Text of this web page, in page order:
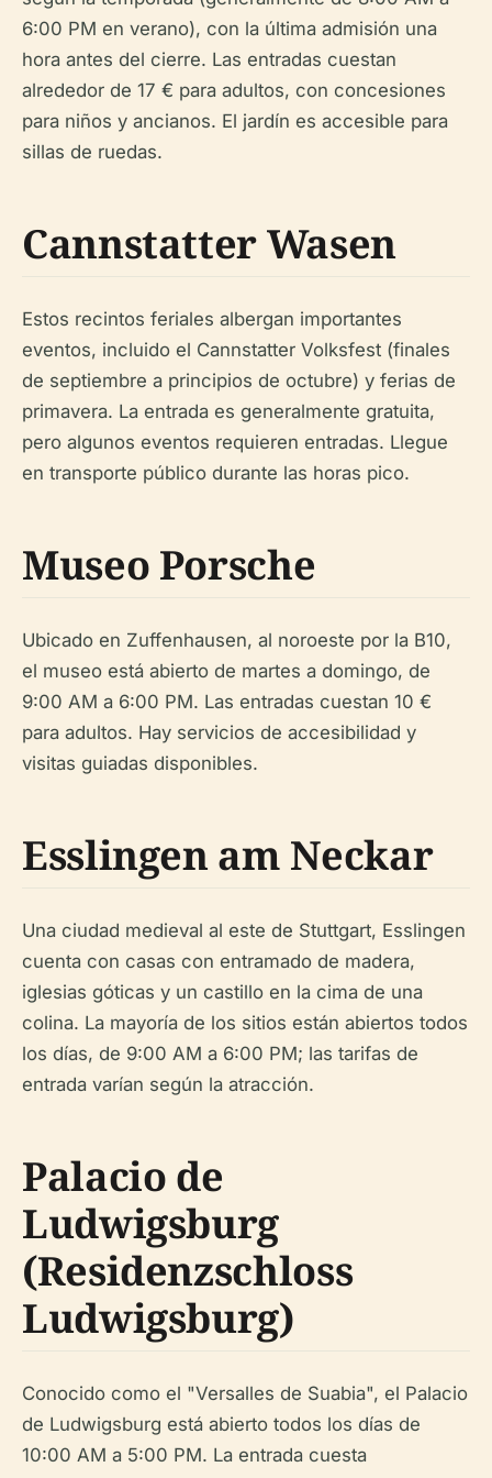
6:00 PM en verano), con la última admisión una
hora antes del cierre. Las entradas cuestan
alrededor de 17 € para adultos, con concesiones
para niños y ancianos. El jardín es accesible para
sillas de ruedas.
Cannstatter Wasen
Estos recintos feriales albergan importantes
eventos, incluido el Cannstatter Volksfest (finales
de septiembre a principios de octubre) y ferias de
primavera. La entrada es generalmente gratuita,
pero algunos eventos requieren entradas. Llegue
en transporte público durante las horas pico.
Museo Porsche
Ubicado en Zuffenhausen, al noroeste por la B10,
el museo está abierto de martes a domingo, de
9:00 AM a 6:00 PM. Las entradas cuestan 10 €
para adultos. Hay servicios de accesibilidad y
visitas guiadas disponibles.
Esslingen am Neckar
Una ciudad medieval al este de Stuttgart, Esslingen
cuenta con casas con entramado de madera,
iglesias góticas y un castillo en la cima de una
colina. La mayoría de los sitios están abiertos todos
los días, de 9:00 AM a 6:00 PM; las tarifas de
entrada varían según la atracción.
Palacio de
Ludwigsburg
(Residenzschloss
Ludwigsburg)
Conocido como el "Versalles de Suabia", el Palacio
de Ludwigsburg está abierto todos los días de
10:00 AM a 5:00 PM. La entrada cuesta